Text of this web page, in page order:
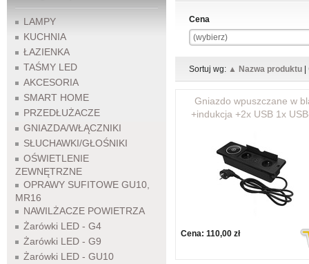
LAMPY
KUCHNIA
ŁAZIENKA
TAŚMY LED
AKCESORIA
SMART HOME
PRZEDŁUŻACZE
GNIAZDA/WŁĄCZNIKI
SŁUCHAWKI/GŁOŚNIKI
OŚWIETLENIE
ZEWNĘTRZNE
OPRAWY SUFITOWE GU10,
MR16
NAWILŻACZE POWIETRZA
Żarówki LED - G4
Żarówki LED - G9
Żarówki LED - GU10
Cena
(wybierz)
Sortuj wg: ▲ Nazwa produktu
Gniazdo wpuszczane w
+indukcja +2x USB 1x
Cena: 110,00 zł